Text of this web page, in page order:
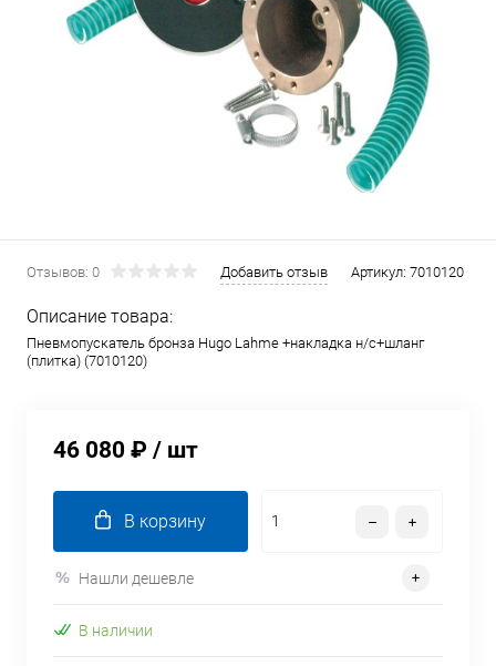
Отзывов: 0 Добавить отзыв Артикул: 7010120
Описание товара:
Пневмопускатель бронза Hugo Lahme +накладка н/с+шланг
(плитка) (7010120)
46 080 ₽ / шт
В корзину
Нашли дешевле
В наличии